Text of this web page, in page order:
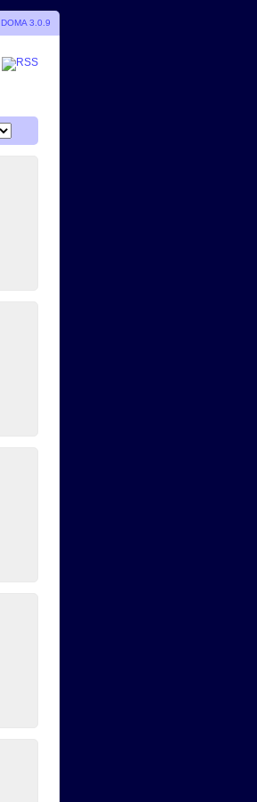
DOMA 3.0.9